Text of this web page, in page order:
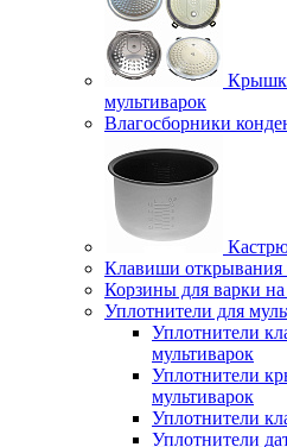
мультиварок
Влагосборники
Клавиши открывания
Корзины для варки
Уплотнители для
Уплотнители
мультиварок
Уплотнители
мультиварок
Уплотнители
Уплотнители